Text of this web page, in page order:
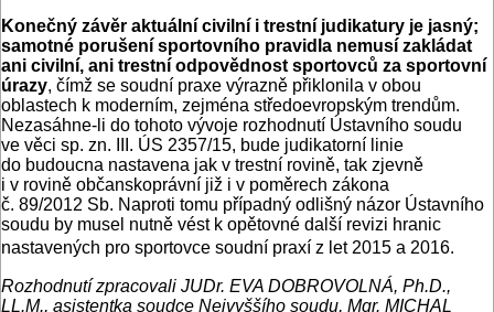
Konečný závěr aktuální civilní i trestní judikatury je jasný;
samotné porušení sportovního pravidla nemusí zakládat
ani civilní, ani trestní odpovědnost sportovců za sportovní
úrazy, čímž se soudní praxe výrazně přiklonila v obou
oblastech k moderním, zejména středoevropským trendům.
Nezasáhne-li do tohoto vývoje rozhodnutí Ústavního soudu
ve věci sp. zn. III. ÚS 2357/15, bude judikatorní linie
do budoucna nastavena jak v trestní rovině, tak zjevně
i v rovině občanskoprávní již i v poměrech zákona
č. 89/2012 Sb. Naproti tomu případný odlišný názor Ústavního
soudu by musel nutně vést k opětovné další revizi hranic
nastavených pro sportovce soudní praxí z let 2015 a 2016.
Rozhodnutí zpracovali JUDr. EVA DOBROVOLNÁ, Ph.D.,
LL.M., asistentka soudce Nejvyššího soudu, Mgr. MICHAL